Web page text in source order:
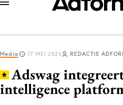
Log in
Media 17 MEI 2026 REDACTIE
Adswag
intelligence